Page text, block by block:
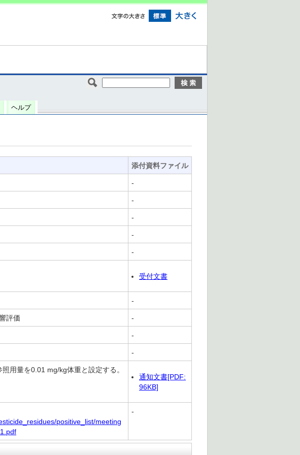
ヘルプ
添付資料ファイル
-
-
-
-
-
受付文書
-
評価 -
-
-
用量を0.01 mg/kg体重と設定する。
通知文書[PDF:
96KB]
positive_list/meeting
-